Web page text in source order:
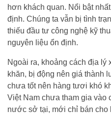
hơn khách quan. Nổi bật
định. Chúng ta vẫn bị tình
thiếu đầu tư công nghệ kỹ
nguyên liệu ổn định.
Ngoài ra, khoảng cách địa lý
khăn, bị động nên giá thành
chưa tốt nên hàng tươi khó
Việt Nam chưa tham gia vào
nước sở tại, mới chỉ bán cho